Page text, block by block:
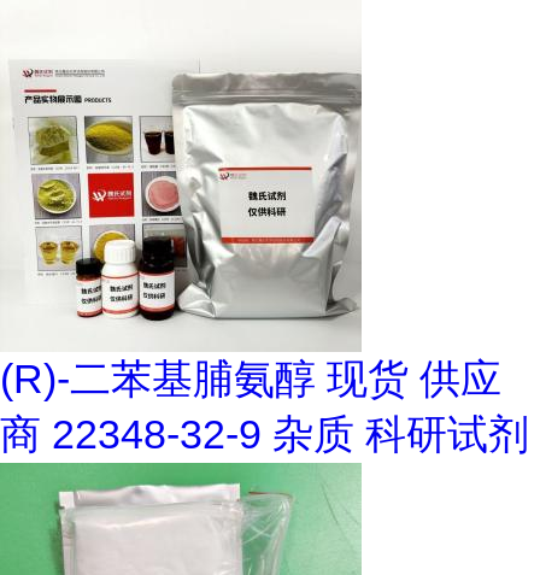
(R)-二苯基脯氨醇 现货 供应
商 22348-32-9 杂质 科研试剂